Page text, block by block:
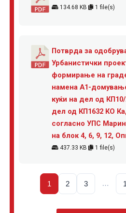
134.68 KB 1 file(s)
Потврда за
Урбанистички
формирање на
намена А1-
куќи на дел од
дел од КП1632 КО
согласно УПС
на блок 4, 6, 9, 12,
437.33 KB 1 file(s)
1 2 3 …